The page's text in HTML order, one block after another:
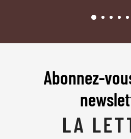
Abonnez-